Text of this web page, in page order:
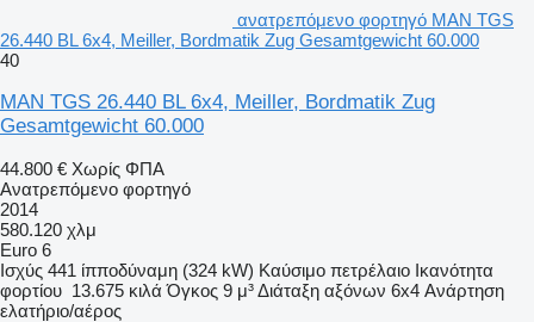
ανατρεπόμενο φορτηγό MAN TGS
26.440 BL 6x4, Meiller, Bordmatik Zug Gesamtgewicht 60.000
40
MAN TGS 26.440 BL 6x4, Meiller, Bordmatik Zug
Gesamtgewicht 60.000
44.800 € Χωρίς ΦΠΑ
Ανατρεπόμενο φορτηγό
2014
580.120 χλμ
Euro 6
Ισχύς 441 ίπποδύναμη (324 kW) Καύσιμο πετρέλαιο Ικανότητα
φορτίου 13.675 κιλά Όγκος 9 μ³Διάταξη αξόνων 6x4 Ανάρτηση
ελατήριο/αέρος